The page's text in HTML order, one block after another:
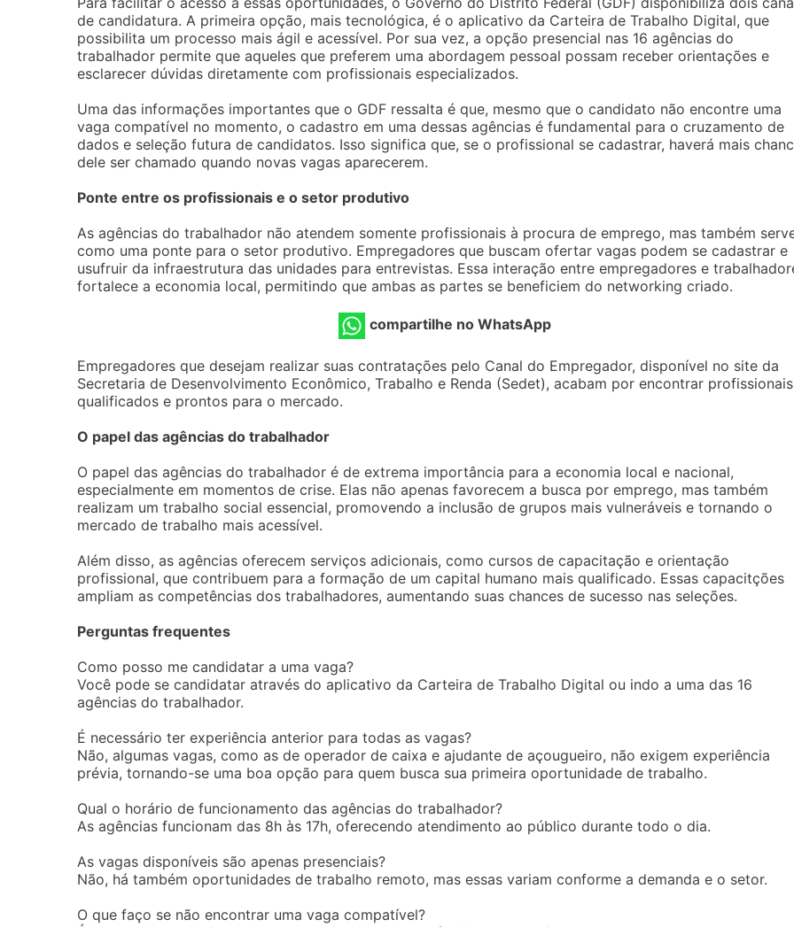
de candidatura. A primeira opção, mais tecnológica, é o aplicativo da Carteira de Trabalho Digital, que
possibilita um processo mais ágil e acessível. Por sua vez, a opção presencial nas 16 agências do
trabalhador permite que aqueles que preferem uma abordagem pessoal possam receber orientações e
esclarecer dúvidas diretamente com profissionais especializados.
Uma das informações importantes que o GDF ressalta é que, mesmo que o candidato não encontre uma
vaga compatível no momento, o cadastro em uma dessas agências é fundamental para o cruzamento de
dados e seleção futura de candidatos. Isso significa que, se o profissional se cadastrar, haverá mais
dele ser chamado quando novas vagas aparecerem.
Ponte entre os profissionais e o setor produtivo
As agências do trabalhador não atendem somente profissionais à procura de emprego, mas também
como uma ponte para o setor produtivo. Empregadores que buscam ofertar vagas podem se cadastrar e
usufruir da infraestrutura das unidades para entrevistas. Essa interação entre empregadores e
fortalece a economia local, permitindo que ambas as partes se beneficiem do networking criado.
compartilhe no WhatsApp
Empregadores que desejam realizar suas contratações pelo Canal do Empregador, disponível no site da
Secretaria de Desenvolvimento Econômico, Trabalho e Renda (Sedet), acabam por encontrar profissionais
qualificados e prontos para o mercado.
O papel das agências do trabalhador
O papel das agências do trabalhador é de extrema importância para a economia local e nacional,
especialmente em momentos de crise. Elas não apenas favorecem a busca por emprego, mas também
realizam um trabalho social essencial, promovendo a inclusão de grupos mais vulneráveis e tornando o
mercado de trabalho mais acessível.
Além disso, as agências oferecem serviços adicionais, como cursos de capacitação e orientação
profissional, que contribuem para a formação de um capital humano mais qualificado. Essas capacitções
ampliam as competências dos trabalhadores, aumentando suas chances de sucesso nas seleções.
Perguntas frequentes
Como posso me candidatar a uma vaga?
Você pode se candidatar através do aplicativo da Carteira de Trabalho Digital ou indo a uma das 16
agências do trabalhador.
É necessário ter experiência anterior para todas as vagas?
Não, algumas vagas, como as de operador de caixa e ajudante de açougueiro, não exigem experiência
prévia, tornando-se uma boa opção para quem busca sua primeira oportunidade de trabalho.
Qual o horário de funcionamento das agências do trabalhador?
As agências funcionam das 8h às 17h, oferecendo atendimento ao público durante todo o dia.
As vagas disponíveis são apenas presenciais?
Não, há também oportunidades de trabalho remoto, mas essas variam conforme a demanda e o setor.
O que faço se não encontrar uma vaga compatível?